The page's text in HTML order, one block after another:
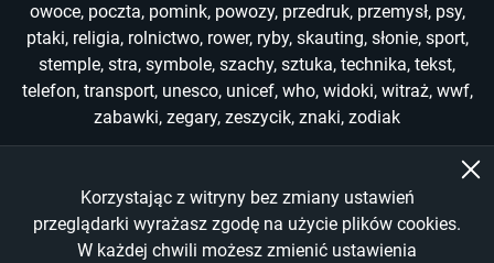
Korzystając z witryny bez zmiany ustawień
przeglądarki wyrażasz zgodę na użycie plików cookies.
W każdej chwili możesz zmienić ustawienia
owoce, poczta, pomink, powozy, przedruk, przemysł, psy,
ptaki, religia, rolnictwo, rower, ryby, skauting, słonie, sport,
stemple, stra, symbole, szachy, sztuka, technika, tekst,
telefon, transport, unesco, unicef, who, widoki, witraż, wwf,
zabawki, zegary, zeszycik, znaki, zodiak
Copyright © 2022-2026
All Rights Reserved